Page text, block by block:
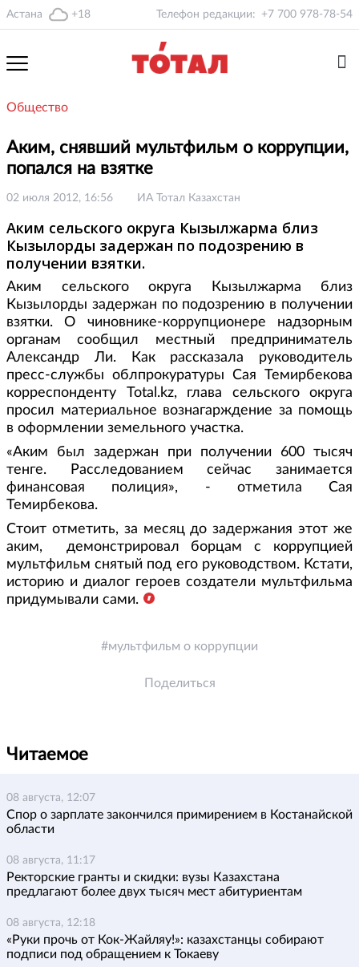
Астана +18 Телефон редакции: +7 700 978-78-54
Общество
Аким, снявший мультфильм о коррупции,
попался на взятке
02 июля 2012, 16:56 ИА Тотал Казахстан
Аким сельского округа Кызылжарма близ
Кызылорды задержан по подозрению в
получении взятки.
Аким сельского округа Кызылжарма близ
Кызылорды задержан по подозрению в получении
взятки. О чиновнике-коррупционере надзорным
органам сообщил местный предприниматель
Александр Ли. Как рассказала руководитель
пресс-службы облпрокуратуры Сая Темирбекова
корреспонденту Total.kz, глава сельского округа
просил материальное вознагарждение за помощь
в оформлении земельного участка.
«Аким был задержан при получении 600 тысяч
тенге. Расследованием сейчас занимается
финансовая полиция», - отметила Сая
Темирбекова.
Стоит отметить, за месяц до задержания этот же
аким, демонстрировал борцам с коррупцией
мультфильм снятый под его руководством. Кстати,
историю и диалог героев создатели мультфильма
придумывали сами.
мультфильм о коррупции
Поделиться
Читаемое
08 августа, 12:07
Спор о зарплате закончился примирением в Костанайской
области
08 августа, 11:17
Ректорские гранты и скидки: вузы Казахстана
предлагают более двух тысяч мест абитуриентам
08 августа, 12:18
«Руки прочь от Кок-Жайляу!»: казахстанцы собирают
подписи под обращением к Токаеву